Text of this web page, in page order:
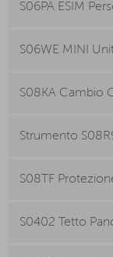
S06PA ESIM
S06WE MINI
S08KA Cambio
Strumento
S08TF
S0402 Tetto